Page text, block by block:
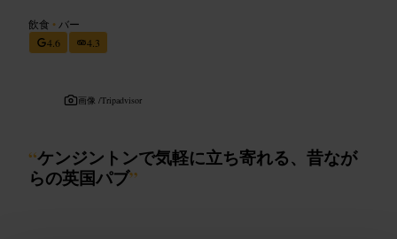
飲食 • バー
4.6
4.3
画像 /Tripadvisor
“ケンジントンで気軽に立ち寄れる、昔なが
らの英国パブ”